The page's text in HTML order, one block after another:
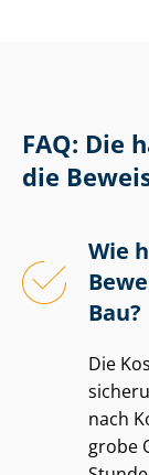
FAQ: Die
die
Wie
Bau?
Die
nach
grobe